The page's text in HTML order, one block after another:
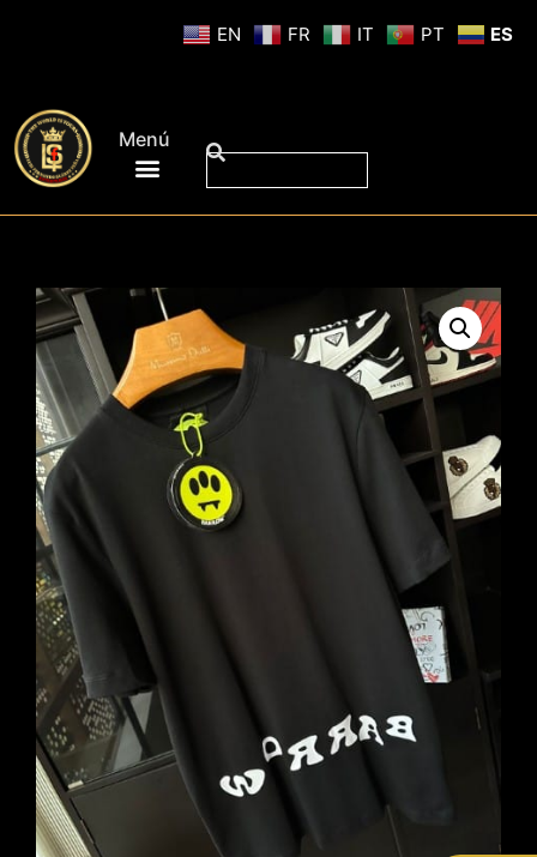
Menú
EN FR IT PT ES